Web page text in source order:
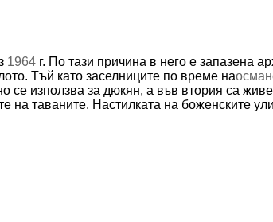
1964г. По тази причина в него е запазена
Тъй като заселниците по време на
се използва за дюкян, а във втория са
на таваните. Настилката на боженските